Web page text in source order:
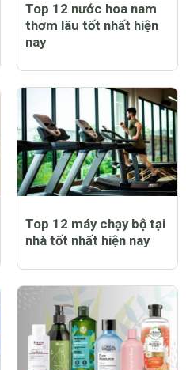
Top 12 nước hoa nam
thơm lâu tốt nhất hiện
nay
Top 12 máy chạy bộ tại
nhà tốt nhất hiện nay